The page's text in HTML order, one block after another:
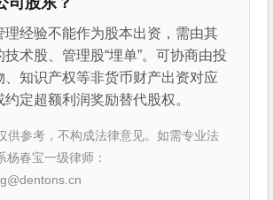
理经验不能作为股本出资，需由其
术股、管理股“埋单”。可协商由投
、知识产权等非货币财产出资对应
定超额利润奖励替代股权。
供参考，不构成法律意见。如需专业法
杨春宝一级律师：